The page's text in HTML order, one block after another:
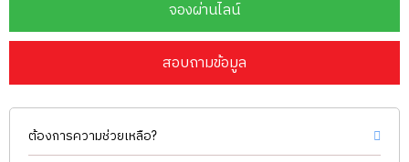
จองผ่านไลน์
สอบถามข้อมูล
ต้องการความช่วยเหลือ?